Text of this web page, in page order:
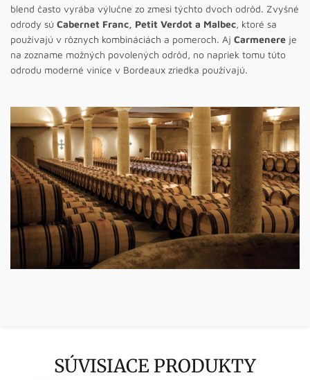
blend často vyrába výlučne zo zmesi týchto dvoch odrôd. Zvyšné
odrody sú Cabernet Franc, Petit Verdot a Malbec, ktoré sa
používajú v rôznych kombináciách a pomeroch. Aj Carmenere je
na zozname možných povolených odrôd, no napriek tomu túto
odrodu moderné vinice v Bordeaux zriedka používajú.
SÚVISIACE PRODUKTY